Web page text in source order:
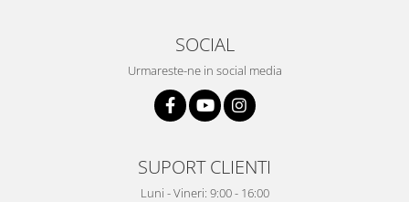
SOCIAL
Urmareste-ne in social media
SUPORT CLIENTI
Luni - Vineri: 9:00 - 16:00